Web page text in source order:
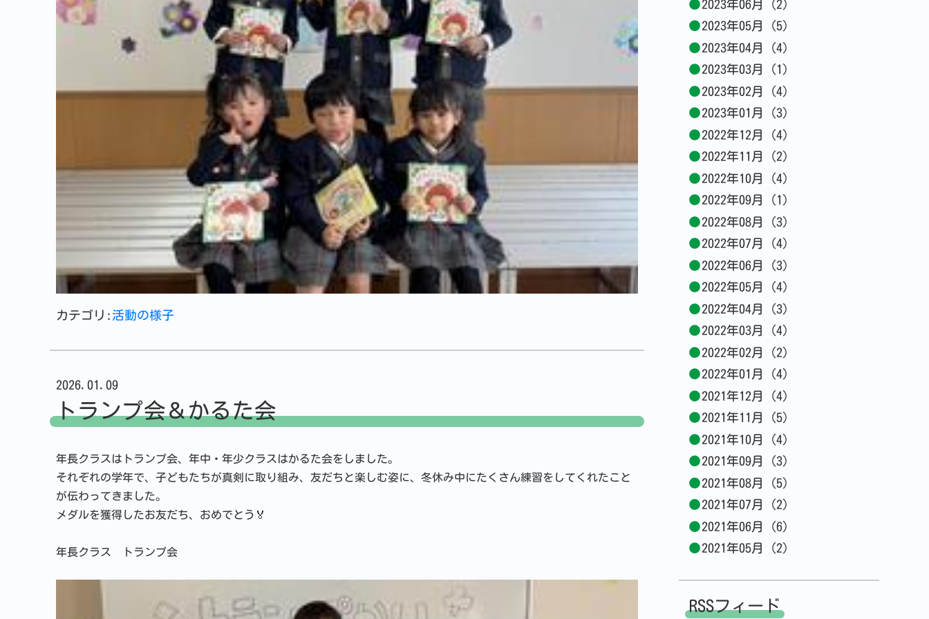
カテゴリ: 活動の様子
2026.01.09
トランプ会＆かるた会
年長クラスはトランプ会、年中・年少クラスはかるた会をしました。
それぞれの学年で、子どもたちが真剣に取り組み、友だちと楽しむ姿に、冬休み中にたくさん練習をしてくれたこと
が伝わってきました。
メダルを獲得したお友だち、おめでとう🏅
年長クラス トランプ会
2023年06月 (2)
2023年05月 (5)
2023年04月 (4)
2023年03月 (1)
2023年02月 (4)
2023年01月 (3)
2022年12月 (4)
2022年11月 (2)
2022年10月 (4)
2022年09月 (1)
2022年08月 (3)
2022年07月 (4)
2022年06月 (3)
2022年05月 (4)
2022年04月 (3)
2022年03月 (4)
2022年02月 (2)
2022年01月 (4)
2021年12月 (4)
2021年11月 (5)
2021年10月 (4)
2021年09月 (3)
2021年08月 (5)
2021年07月 (2)
2021年06月 (6)
2021年05月 (2)
RSSフィード